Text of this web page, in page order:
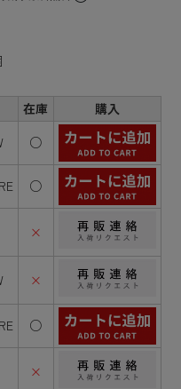
在庫 購入
○
○
×
×
○
×